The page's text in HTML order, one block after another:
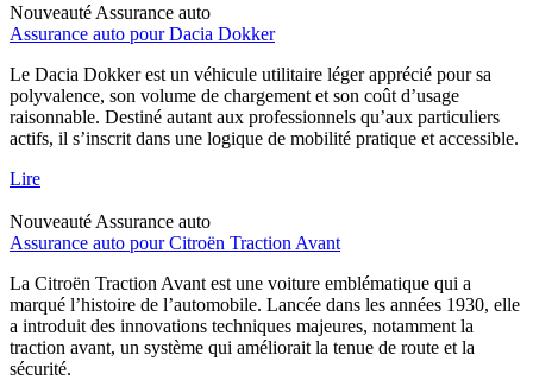
Nouveauté Assurance auto
Assurance auto pour Dacia Dokker
Le Dacia Dokker est un véhicule utilitaire léger apprécié pour sa
polyvalence, son volume de chargement et son coût d’usage
raisonnable. Destiné autant aux professionnels qu’aux particuliers
actifs, il s’inscrit dans une logique de mobilité pratique et accessible.
Lire
Nouveauté Assurance auto
Assurance auto pour Citroën Traction Avant
La Citroën Traction Avant est une voiture emblématique qui a
marqué l’histoire de l’automobile. Lancée dans les années 1930, elle
a introduit des innovations techniques majeures, notamment la
traction avant, un système qui améliorait la tenue de route et la
sécurité.